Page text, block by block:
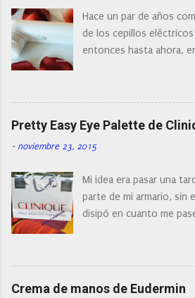
o
m
e
n
t
a
o
Hace un par de años
de los cepillos eléctricos
entonces hasta ahora,
con diferentes
cepillos de rotación o
naturalmente de todos
actualidad tal variedad,
compra debemos de
post os voy a dar mi
cepillo facial de Clinique
Pretty Easy Eye Palette de
- noviembre 23, 2015
Mi idea era pasar una
parte de mi armario, sin
disipó en cuanto me
resistirse a esta paleta
Crema de manos de Eudermin